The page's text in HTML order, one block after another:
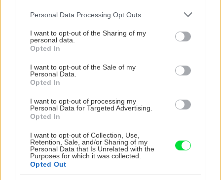
Please note that this website/app uses one or more Google
not limited to your visit or usage behaviour. You may click to
grant or deny consent to Google and its third-party tags to
use your data for below specified purposes in below Google
consent section.
Personal Data Processing Opt Outs
I want to opt-out of the Sharing of my
personal data.
Opted In
I want to opt-out of the Sale of my
Personal Data.
Opted In
I want to opt-out of processing my
Personal Data for Targeted Advertising.
Opted In
I want to opt-out of Collection, Use,
Retention, Sale, and/or Sharing of my
Personal Data that Is Unrelated with the
Purposes for which it was collected.
Opted Out
vysaďte na miesta, na ktoré slnko svieti celý
deň
Dom s ukážkovou záhradou: Majitelia mali pri
výbere stavebného materiálu jasno
Nekupujte drahé lapače: Vyrobte si za 5 minút
domácu pascu na osy a sršne, ktorá ich
nepustí von
Čo robiť, ak paradajky dozrievajú pomaly? Trik
s odlisťovaním funguje aj cez leto, ale pozor na
chyby